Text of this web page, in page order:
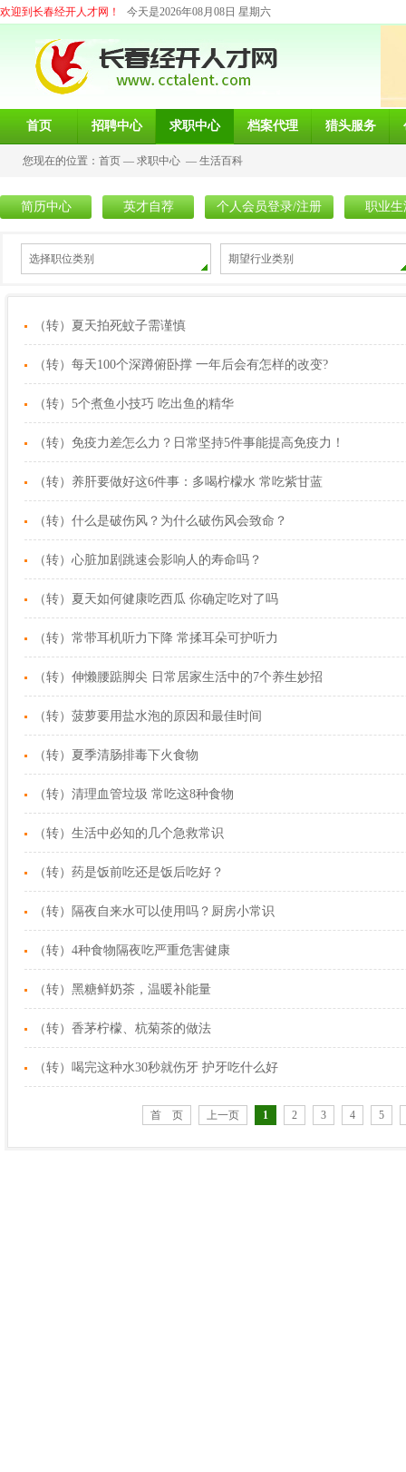
欢迎到长春经开人才网！ 今天是2026年08月08日 星期六
首页 招聘中心 求职中心 档案代理 猎头服务
您现在的位置： 首页 — 求职中心 — 生活百科
简历中心 英才自荐 个人会员登录/注册 职业生
选择职位类别 期望行业类别
（转）夏天拍死蚊子需谨慎
（转）每天100个深蹲俯卧撑 一年后会有怎样的改变?
（转）5个煮鱼小技巧 吃出鱼的精华
（转）免疫力差怎么力？日常坚持5件事能提高免疫力！
（转）养肝要做好这6件事：多喝柠檬水 常吃紫甘蓝
（转）什么是破伤风？为什么破伤风会致命？
（转）心脏加剧跳速会影响人的寿命吗？
（转）夏天如何健康吃西瓜 你确定吃对了吗
（转）常带耳机听力下降 常揉耳朵可护听力
（转）伸懒腰踮脚尖 日常居家生活中的7个养生妙招
（转）菠萝要用盐水泡的原因和最佳时间
（转）夏季清肠排毒下火食物
（转）清理血管垃圾 常吃这8种食物
（转）生活中必知的几个急救常识
（转）药是饭前吃还是饭后吃好？
（转）隔夜自来水可以使用吗？厨房小常识
（转）4种食物隔夜吃严重危害健康
（转）黑糖鲜奶茶，温暖补能量
（转）香茅柠檬、杭菊茶的做法
（转）喝完这种水30秒就伤牙 护牙吃什么好
首 页 上一页 1 2 3 4 5